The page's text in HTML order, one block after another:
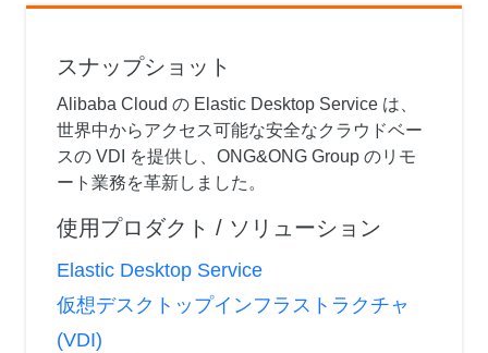
スナップショット
Alibaba Cloud の Elastic Desktop Service は、
世界中からアクセス可能な安全なクラウドベー
スの VDI を提供し、ONG&ONG Group のリモ
ート業務を革新しました。
使用プロダクト / ソリューション
Elastic Desktop Service
仮想デスクトップインフラストラクチャ
(VDI)